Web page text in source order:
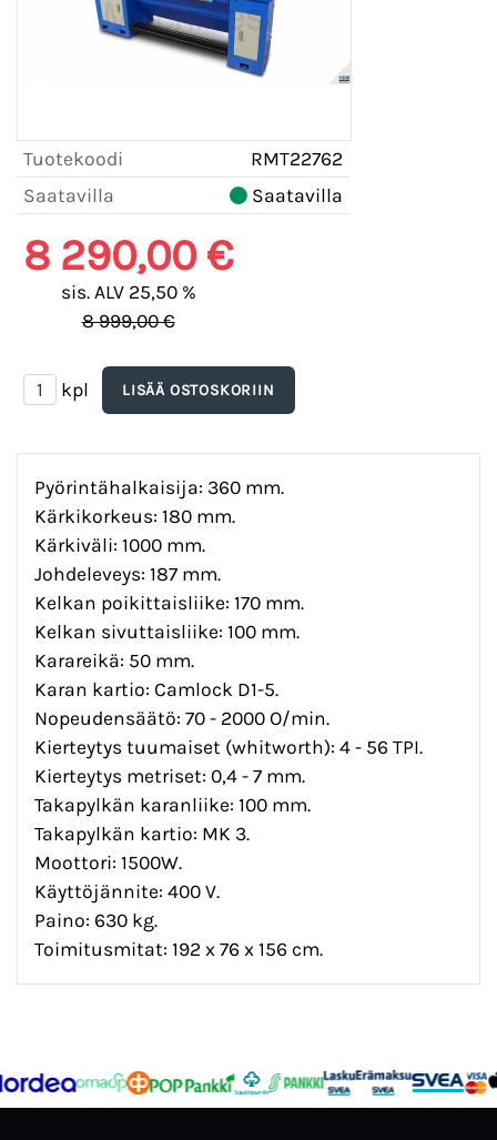
Tuotekoodi
RMT22762
Saatavilla
Saatavilla
8 290,00 €
sis. ALV 25,50 %
8 999,00 €
kpl
Pyörintähalkaisija: 360 mm.
Kärkikorkeus: 180 mm.
Kärkiväli: 1000 mm.
Johdeleveys: 187 mm.
Kelkan poikittaisliike: 170 mm.
Kelkan sivuttaisliike: 100 mm.
Karareikä: 50 mm.
Karan kartio: Camlock D1-5.
Nopeudensäätö: 70 - 2000 O/min.
Kierteytys tuumaiset (whitworth): 4 - 56 TPI.
Kierteytys metriset: 0,4 - 7 mm.
Takapylkän karanliike: 100 mm.
Takapylkän kartio: MK 3.
Moottori: 1500W.
Käyttöjännite: 400 V.
Paino: 630 kg.
Toimitusmitat: 192 x 76 x 156 cm.